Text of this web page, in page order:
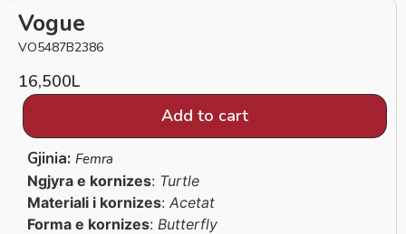
Vogue
VO5487B2386
16,500L
Add to cart
Gjinia: Femra
Ngjyra e kornizes: Turtle
Materiali i kornizes: Acetat
Forma e kornizes: Butterfly